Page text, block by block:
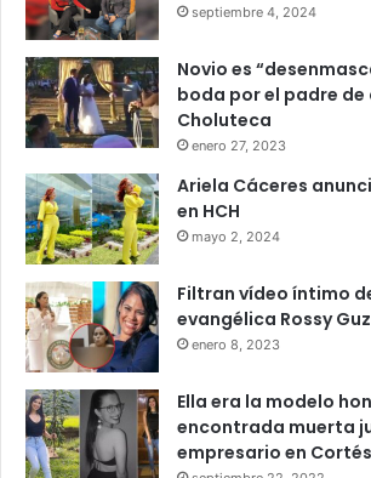
septiembre 4, 2024
Novio es
boda por el padre de
Choluteca
enero 27, 2023
Ariela Cáceres
en HCH
mayo 2, 2024
Filtran vídeo íntimo
evangélica Rossy
enero 8, 2023
Ella era la modelo
encontrada muerta
empresario en Cortés